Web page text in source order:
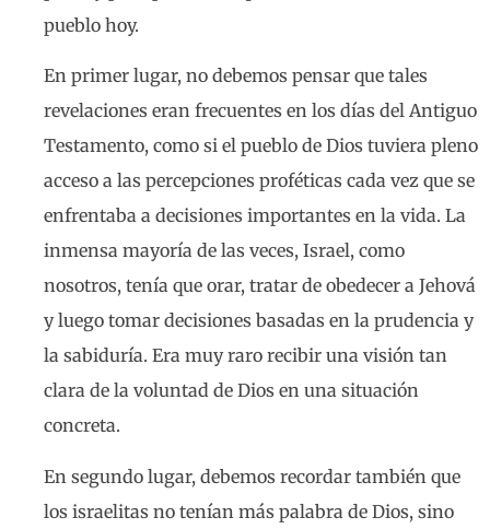
pueblo hoy.
En primer lugar, no debemos pensar que tales
revelaciones eran frecuentes en los días del Antiguo
Testamento, como si el pueblo de Dios tuviera pleno
acceso a las percepciones proféticas cada vez que se
enfrentaba a decisiones importantes en la vida. La
inmensa mayoría de las veces, Israel, como
nosotros, tenía que orar, tratar de obedecer a Jehová
y luego tomar decisiones basadas en la prudencia y
la sabiduría. Era muy raro recibir una visión tan
clara de la voluntad de Dios en una situación
concreta.
En segundo lugar, debemos recordar también que
los israelitas no tenían más palabra de Dios, sino